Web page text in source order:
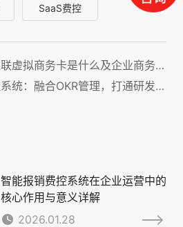
SaaS费控
上一篇：一文看懂：银联虚拟商务卡是什么及企业商务旅行使用方法
下一篇：企业费用管理系统：融合OKR管理，打通研发采购报销全链条！
智能报销费控系统在企业运营中的
核心作用与意义详解
2026.01.28